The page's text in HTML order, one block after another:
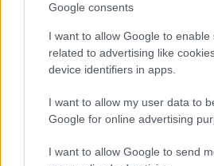
Google consents
I want to allow Google to enable
related to advertising like
device identifiers in apps.
I want to allow my user data to
Google for online advertising
I want to allow Google to send
Βαθμολογήθηκε με4από 5
Βαθμολογήθηκε με3από 5
Βαθμολογήθηκε με2από 5
Αξιολογήσεις
Clear filters